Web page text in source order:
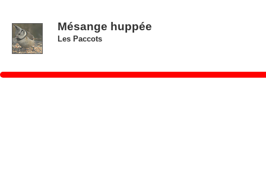
Mésange huppée
Les Paccots